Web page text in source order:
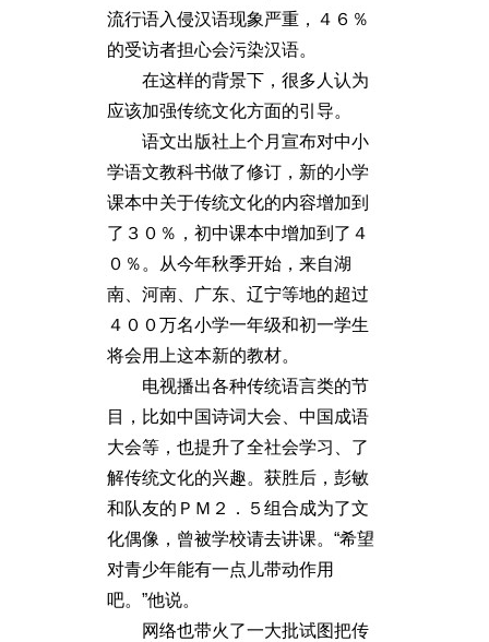
流行语入侵汉语现象严重，４６％
的受访者担心会污染汉语。
在这样的背景下，很多人认为
应该加强传统文化方面的引导。
语文出版社上个月宣布对中小
学语文教科书做了修订，新的小学
课本中关于传统文化的内容增加到
了３０％，初中课本中增加到了４
０％。从今年秋季开始，来自湖
南、河南、广东、辽宁等地的超过
４００万名小学一年级和初一学生
将会用上这本新的教材。
电视播出各种传统语言类的节
目，比如中国诗词大会、中国成语
大会等，也提升了全社会学习、了
解传统文化的兴趣。获胜后，彭敏
和队友的ＰＭ２．５组合成为了文
化偶像，曾被学校请去讲课。“希望
对青少年能有一点儿带动作用
吧。”他说。
网络也带火了一大批试图把传